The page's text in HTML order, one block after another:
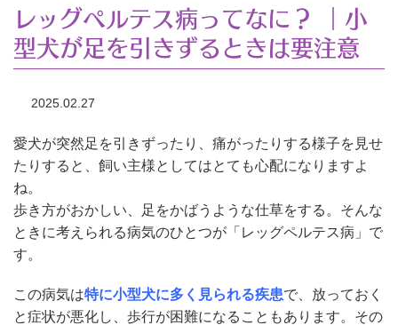
レッグペルテス病ってなに？ ｜小
型犬が足を引きずるときは要注意
2025.02.27
愛犬が突然足を引きずったり、痛がったりする様子を見せ
たりすると、飼い主様としてはとても心配になりますよ
ね。
歩き方がおかしい、足をかばうような仕草をする。そんな
ときに考えられる病気のひとつが「レッグペルテス病」で
す。
この病気は特に小型犬に多く見られる疾患で、放っておく
と症状が悪化し、歩行が困難になることもあります。その